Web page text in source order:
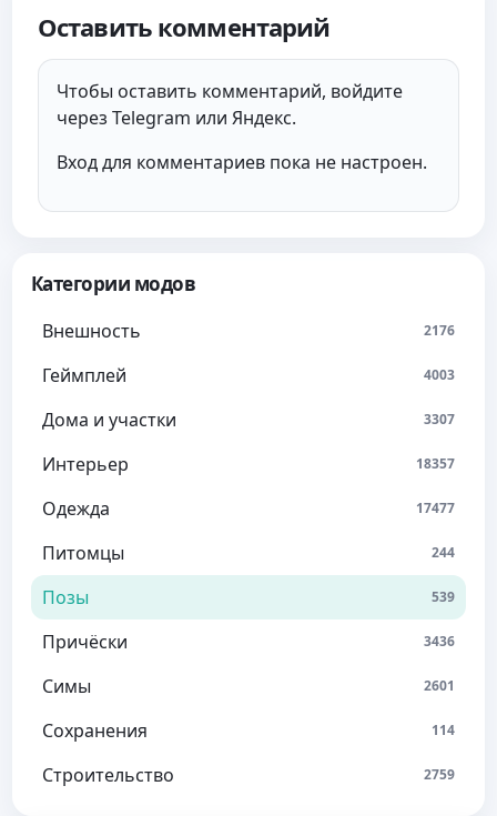
Категории модов
Внешность 2176
Геймплей 4003
Дома и участки 3307
Интерьер 18357
Одежда 17477
Питомцы 244
Позы 539
Причёски 3436
Симы 2601
Сохранения 114
Строительство 2759
Оставить комментарий
Чтобы оставить комментарий, войдите
через Telegram или Яндекс.
Вход для комментариев пока не настроен.